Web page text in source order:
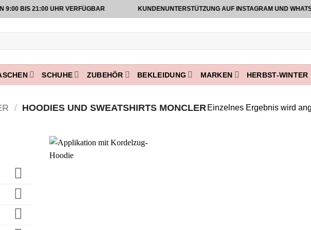
BIS 21:00 UHR VERFÜGBAR KUNDENUNTERSTÜTZUNG AUF INSTAGRAM UND
SCHUHE ZUBEHÖR BEKLEIDUNG MARKEN HERBST-WINTER
/ HOODIES UND SWEATSHIRTS MONCLER Einzelnes Ergebnis wird